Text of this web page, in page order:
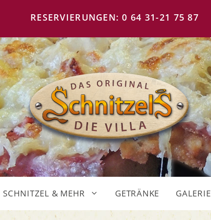
RESERVIERUNGEN: 0 64 31-21 75 87
SCHNITZEL & MEHR GETRÄNKE GALERIE